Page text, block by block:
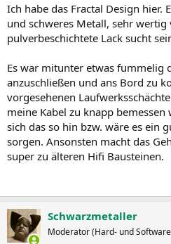
Ich habe das Fractal Design hier.
und schweres Metall, sehr
pulverbeschichtete Lack sucht
Es war mitunter etwas fummelig
anzuschließen und ans Bord zu
vorgesehenen
meine Kabel zu knapp
sich das so hin bzw. wäre es ein
sorgen. Ansonsten macht das
super zu älteren Hifi Bausteinen.
Schwarzmetaller
Moderator (Hard- und